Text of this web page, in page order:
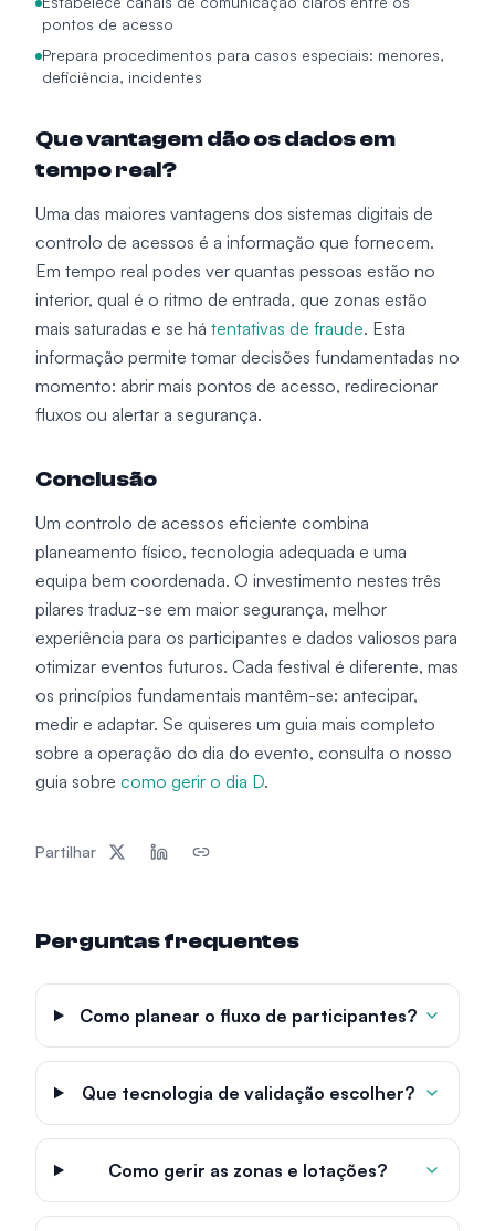
pontos de acesso
Prepara procedimentos para casos especiais: menores,
deficiência, incidentes
Que vantagem dão os dados em
tempo real?
Uma das maiores vantagens dos sistemas digitais de
controlo de acessos é a informação que fornecem.
Em tempo real podes ver quantas pessoas estão no
interior, qual é o ritmo de entrada, que zonas estão
mais saturadas e se há tentativas de fraude. Esta
informação permite tomar decisões fundamentadas no
momento: abrir mais pontos de acesso, redirecionar
fluxos ou alertar a segurança.
Conclusão
Um controlo de acessos eficiente combina
planeamento físico, tecnologia adequada e uma
equipa bem coordenada. O investimento nestes três
pilares traduz-se em maior segurança, melhor
experiência para os participantes e dados valiosos para
otimizar eventos futuros. Cada festival é diferente, mas
os princípios fundamentais mantêm-se: antecipar,
medir e adaptar. Se quiseres um guia mais completo
sobre a operação do dia do evento, consulta o nosso
guia sobre como gerir o dia D.
Partilhar
Perguntas frequentes
Como planear o fluxo de participantes?
Que tecnologia de validação escolher?
Como gerir as zonas e lotações?